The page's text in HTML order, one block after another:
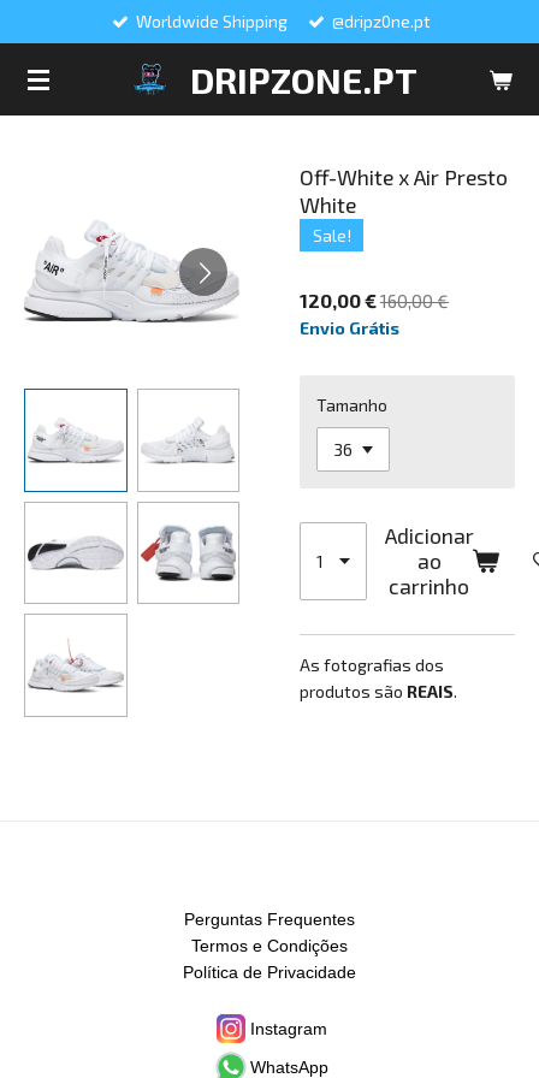
DRIPZONE.PT
Worldwide Shipping @dripz0ne.pt
Off-White x Air Presto
White
Sale!
120,00 €160,00 €
Envio Grátis
Tamanho
Adicionar
ao
carrinho
As fotografias dos
produtos são REAIS.
Perguntas Frequentes
Termos e Condições
Política de Privacidade
Instagram
WhatsApp